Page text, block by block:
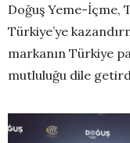
Doğuş Yeme-İçme,
Türkiye’ye
markanın Türkiye
mutluluğu dile